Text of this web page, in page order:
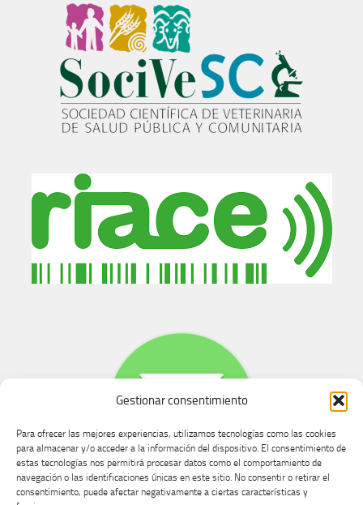
Gestionar consentimiento
Para ofrecer las mejores experiencias, utilizamos tecnologías como las cookies
para almacenar y/o acceder a la información del dispositivo. El consentimiento de
estas tecnologías nos permitirá procesar datos como el comportamiento de
navegación o las identificaciones únicas en este sitio. No consentir o retirar el
consentimiento, puede afectar negativamente a ciertas características y
Buzón de dudas, quejas y sugerencias